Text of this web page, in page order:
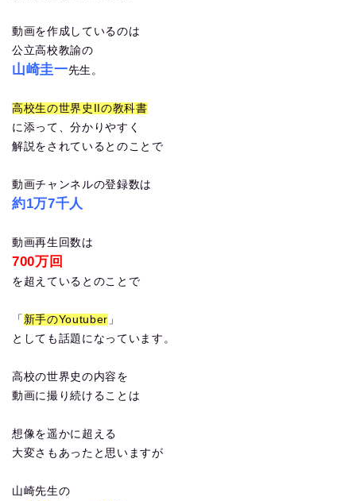
動画を作成しているのは
公立高校教諭の
山崎圭一先生。
高校生の世界史IIの教科書
に添って、分かりやすく
解説をされているとのことで
動画チャンネルの登録数は
約1万7千人
動画再生回数は
700万回
を超えているとのことで
「 新手のYoutuber 」
としても話題になっています。
高校の世界史の内容を
動画に撮り続けることは
想像を遥かに超える
大変さもあったと思いますが
山崎先生の